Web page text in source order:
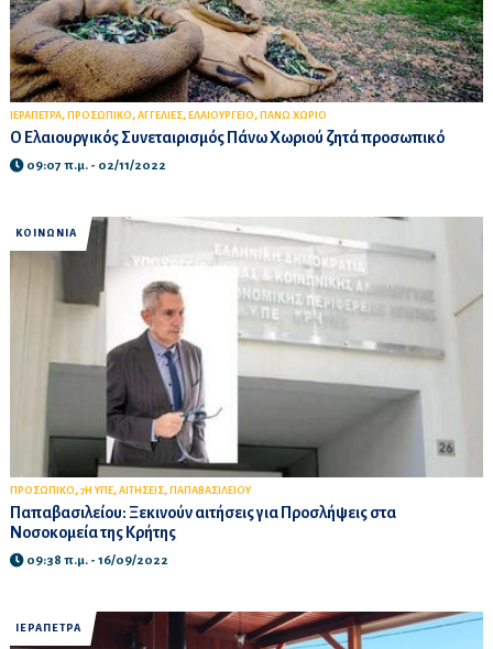
ΙΕΡΑΠΕΤΡΑ, ΠΡΟΣΩΠΙΚΟ, ΑΓΓΕΛΙΕΣ, ΕΛΑΙΟΥΡΓΕΙΟ, ΠΑΝΩ ΧΩΡΙΟ
Ο Ελαιουργικός Συνεταιρισμός Πάνω Χωριού ζητά προσωπικό
09:07 π.μ. - 02/11/2022
ΚΟΙΝΩΝΙΑ
ΠΡΟΣΩΠΙΚΟ, 7Η ΥΠΕ, ΑΙΤΗΣΕΙΣ, ΠΑΠΑΒΑΣΙΛΕΙΟΥ
Παπαβασιλείου: Ξεκινούν αιτήσεις για Προσλήψεις στα
Νοσοκομεία της Κρήτης
09:38 π.μ. - 16/09/2022
ΙΕΡΑΠΕΤΡΑ